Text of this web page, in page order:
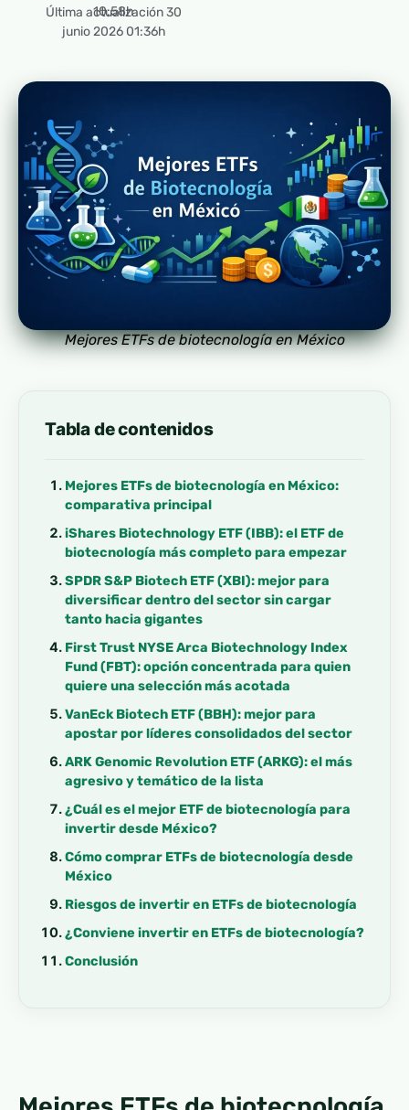
10:58h
Última actualización 30
junio 2026 01:36h
Mejores ETFs de biotecnología en México
Tabla de contenidos
Mejores ETFs de biotecnología en México:
comparativa principal
iShares Biotechnology ETF (IBB): el ETF de
biotecnología más completo para empezar
SPDR S&P Biotech ETF (XBI): mejor para
diversificar dentro del sector sin cargar
tanto hacia gigantes
First Trust NYSE Arca Biotechnology Index
Fund (FBT): opción concentrada para quien
quiere una selección más acotada
VanEck Biotech ETF (BBH): mejor para
apostar por líderes consolidados del sector
ARK Genomic Revolution ETF (ARKG): el más
agresivo y temático de la lista
¿Cuál es el mejor ETF de biotecnología para
invertir desde México?
Cómo comprar ETFs de biotecnología desde
México
Riesgos de invertir en ETFs de biotecnología
¿Conviene invertir en ETFs de biotecnología?
Conclusión